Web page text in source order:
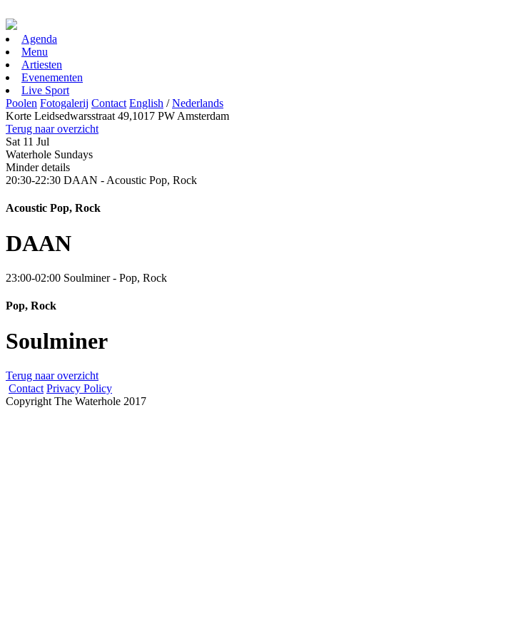
Agenda
Menu
Artiesten
Evenementen
Live Sport
Poolen Fotogalerij Contact English /Nederlands
Korte Leidsedwarsstraat 49,1017 PW Amsterdam
Terug naar overzicht
Sat 11 Jul
Waterhole Sundays
Minder details
20:30-22:30 DAAN - Acoustic Pop, Rock
Acoustic Pop, Rock
DAAN
23:00-02:00 Soulminer - Pop, Rock
Pop, Rock
Soulminer
Terug naar overzicht
Contact Privacy Policy
Copyright The Waterhole 2017